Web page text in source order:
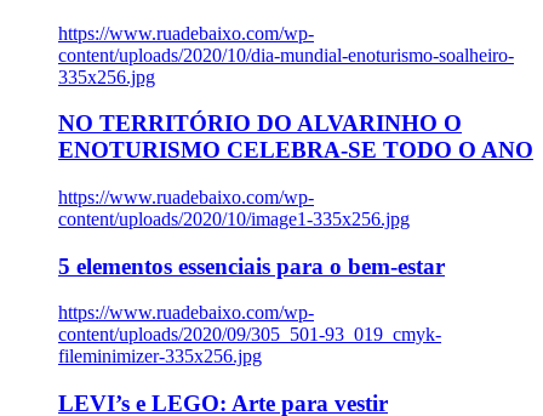
https://www.ruadebaixo.com/wp-
content/uploads/2020/10/dia-mundial-enoturismo-soalheiro-
335x256.jpg
NO TERRITÓRIO DO ALVARINHO O
ENOTURISMO CELEBRA-SE TODO O ANO
https://www.ruadebaixo.com/wp-
content/uploads/2020/10/image1-335x256.jpg
5 elementos essenciais para o bem-estar
https://www.ruadebaixo.com/wp-
content/uploads/2020/09/305_501-93_019_cmyk-
fileminimizer-335x256.jpg
LEVI’s e LEGO: Arte para vestir